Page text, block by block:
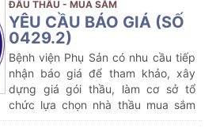
thầu tham dự gói thầu dự kiến: Mua
sắm Cọng trữ phôi dùng trong Hỗ
trợ sinh sản của Bệnh viện Phụ Sản
năm 2024.
ĐẤU THẦU - MUA SẮM
YÊU CẦU BÁO GIÁ (SỐ
0429.2)
Bệnh viện Phụ Sản có nhu cầu tiếp
nhận báo giá để tham khảo, xây
dựng giá gói thầu, làm cơ sở tổ
chức lựa chọn nhà thầu mua sắm
gói thầu dự kiến:Mua sắm mỹ